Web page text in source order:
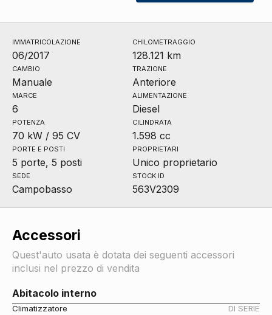
IMMATRICOLAZIONE
06/2017
CHILOMETRAGGIO
128.121 km
CAMBIO
Manuale
TRAZIONE
Anteriore
MARCE
6
ALIMENTAZIONE
Diesel
POTENZA
70 kW / 95 CV
CILINDRATA
1.598 cc
PORTE E POSTI
5 porte, 5 posti
PROPRIETARI
Unico proprietario
SEDE
Campobasso
STOCK ID
563V2309
Accessori
Quest'auto usata è dotata dei seguenti accessori
inclusi nel prezzo di vendita
Abitacolo interno
Climatizzatore
DI SERIE